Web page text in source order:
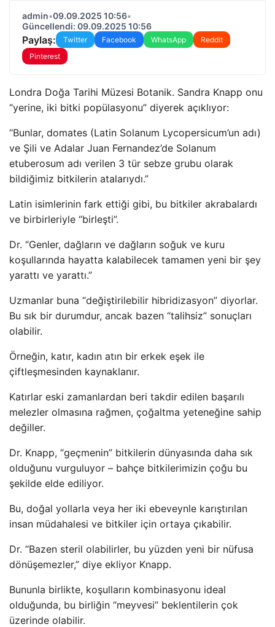
admin•09.09.2025 10:56•
Güncellendi: 09.09.2025 10:56
Paylaş: Twitter Facebook WhatsApp
Reddit
Pinterest
Londra Doğa Tarihi Müzesi Botanik. Sandra Knapp onu
“yerine, iki bitki popülasyonu” diyerek açıklıyor:
“Bunlar, domates (Latin Solanum Lycopersicum’un adı)
ve Şili ve Adalar Juan Fernandez’de Solanum
etuberosum adı verilen 3 tür sebze grubu olarak
bildiğimiz bitkilerin atalarıydı.”
Latin isimlerinin fark ettiği gibi, bu bitkiler akrabalardı
ve birbirleriyle “birleşti”.
Dr. “Genler, dağların ve dağların soğuk ve kuru
koşullarında hayatta kalabilecek tamamen yeni bir şey
yarattı ve yarattı.”
Uzmanlar buna “değiştirilebilir hibridizasyon” diyorlar.
Bu sık bir durumdur, ancak bazen “talihsiz” sonuçları
olabilir.
Örneğin, katır, kadın atın bir erkek eşek ile
çiftleşmesinden kaynaklanır.
Katırlar eski zamanlardan beri takdir edilen başarılı
melezler olmasına rağmen, çoğaltma yeteneğine sahip
değiller.
Dr. Knapp, “geçmenin” bitkilerin dünyasında daha sık
olduğunu vurguluyor – bahçe bitkilerimizin çoğu bu
şekilde elde ediliyor.
Bu, doğal yollarla veya her iki ebeveynle karıştırılan
insan müdahalesi ve bitkiler için ortaya çıkabilir.
Dr. “Bazen steril olabilirler, bu yüzden yeni bir nüfusa
dönüşemezler,” diye ekliyor Knapp.
Bununla birlikte, koşulların kombinasyonu ideal
olduğunda, bu birliğin “meyvesi” beklentilerin çok
üzerinde olabilir.